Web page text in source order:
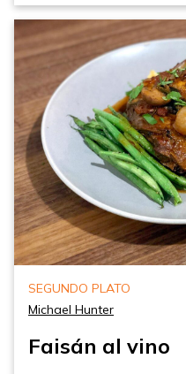
SEGUNDO PLATO
Michael Hunter
Faisán al vino